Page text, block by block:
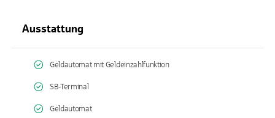
Ausstattung
Geldautomat mit Geldeinzahlfunktion
SB-Terminal
Geldautomat